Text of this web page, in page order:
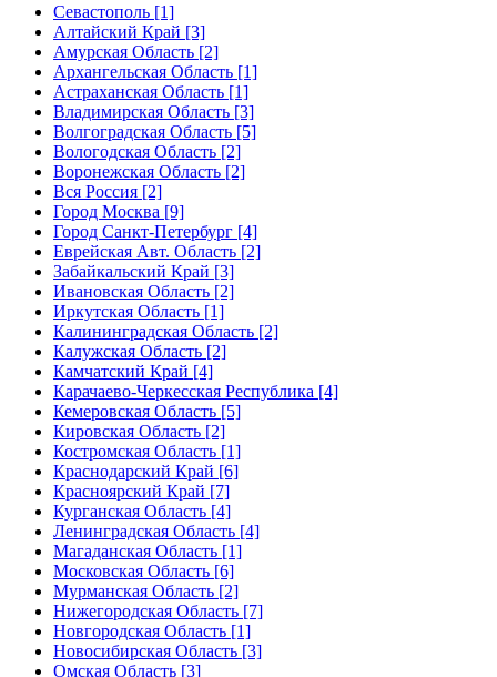
Севастополь [1]
Алтайский Край [3]
Амурская Область [2]
Архангельская Область [1]
Астраханская Область [1]
Владимирская Область [3]
Волгоградская Область [5]
Вологодская Область [2]
Воронежская Область [2]
Вся Россия [2]
Город Москва [9]
Город Санкт-Петербург [4]
Еврейская Авт. Область [2]
Забайкальский Край [3]
Ивановская Область [2]
Иркутская Область [1]
Калининградская Область [2]
Калужская Область [2]
Камчатский Край [4]
Карачаево-Черкесская Республика [4]
Кемеровская Область [5]
Кировская Область [2]
Костромская Область [1]
Краснодарский Край [6]
Красноярский Край [7]
Курганская Область [4]
Ленинградская Область [4]
Магаданская Область [1]
Московская Область [6]
Мурманская Область [2]
Нижегородская Область [7]
Новгородская Область [1]
Новосибирская Область [3]
Омская Область [3]